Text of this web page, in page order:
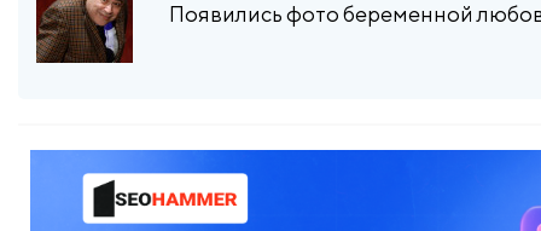
Появились фото беременной